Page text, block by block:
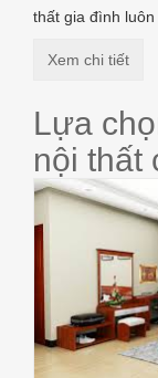
thất gia đình
Xem chi tiết
Lựa
nội thất